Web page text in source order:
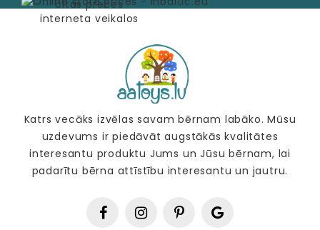
Katrs vecāks izvēlas savam bērnam labāko. Mūsu
uzdevums ir piedāvāt augstākās kvalitātes
interesantu produktu Jums un Jūsu bērnam, lai
padarītu bērna attīstību interesantu un jautru.